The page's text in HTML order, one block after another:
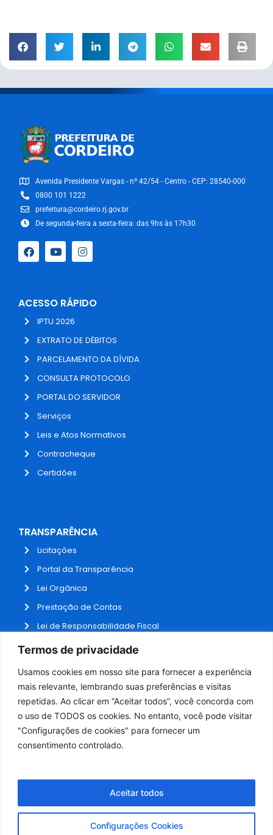
Termos de privacidade
Usamos cookies em nosso site para fornecer a experiência
mais relevante, lembrando suas preferências e visitas
repetidas. Ao clicar em “Aceitar todos”, você concorda com
o uso de TODOS os cookies. No entanto, você pode visitar
"Configurações de cookies" para fornecer um
consentimento controlado.
Configurações Cookies
Aceitar todos
Avenida Presidente Vargas - nº 42/54 - Centro - CEP: 28540-000
0800 101 1222
prefeitura@cordeiro.rj.gov.br
De segunda-feira a sexta-feira: das 9hs às 17h30
ACESSO RÁPIDO
IPTU 2026
EXTRATO DE DÉBITOS
PARCELAMENTO DA DÍVIDA
CONSULTA PROTOCOLO
PORTAL DO SERVIDOR
Serviços
Leis e Atos Normativos
Contracheque
Certidões
TRANSPARÊNCIA
Licitações
Portal da Transparência
Lei Orgânica
Prestação de Contas
Lei de Responsabilidade Fiscal
Receitas e Despesas
Fale Conosco
ADMINISTRAÇÃO
Webmail
Desenvolvido por NPI Brasil